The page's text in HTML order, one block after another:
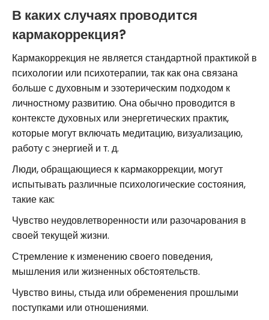
В каких случаях проводится
кармакоррекция?
Кармакоррекция не является стандартной практикой в
психологии или психотерапии, так как она связана
больше с духовным и эзотерическим подходом к
личностному развитию. Она обычно проводится в
контексте духовных или энергетических практик,
которые могут включать медитацию, визуализацию,
работу с энергией и т. д.
Люди, обращающиеся к кармакоррекции, могут
испытывать различные психологические состояния,
такие как:
Чувство неудовлетворенности или разочарования в
своей текущей жизни.
Стремление к изменению своего поведения,
мышления или жизненных обстоятельств.
Чувство вины, стыда или обременения прошлыми
поступками или отношениями.